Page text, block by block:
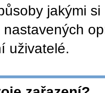
jakými
uživatelé.